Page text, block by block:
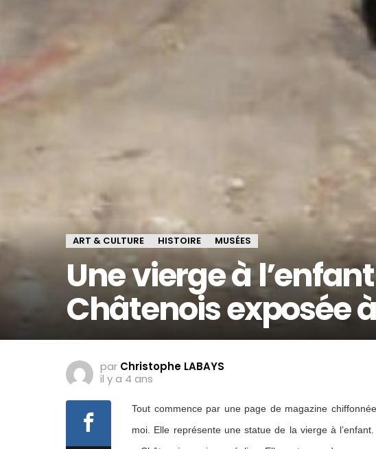
ART & CULTURE HISTOIRE MUSÉES
Une vierge à
Châtenois exposée
par Christophe LABAYS
il y a 4 ans
Tout commence par une page de magazine
moi. Elle représente une statue de la vierge à